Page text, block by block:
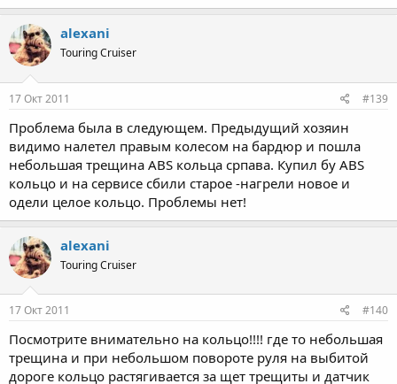
alexani
Touring Cruiser
17 Окт 2011 #139
Проблема была в следующем. Предыдущий хозяин
видимо налетел правым колесом на бардюр и пошла
небольшая трещина ABS кольца српава. Купил бу ABS
кольцо и на сервисе сбили старое -нагрели новое и
одели целое кольцо. Проблемы нет!
alexani
Touring Cruiser
17 Окт 2011 #140
Посмотрите внимательно на кольцо!!!! где то небольшая
трещина и при небольшом повороте руля на выбитой
дороге кольцо растягивается за щет трещиты и датчик